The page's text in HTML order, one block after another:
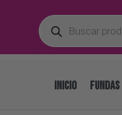
Búsqueda
de
productos
INICIO FUNDAS